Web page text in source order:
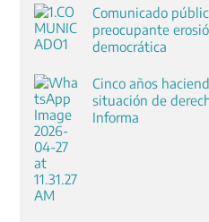
Comunicado
preocupante
democrática
Cinco años
situación de
Informa